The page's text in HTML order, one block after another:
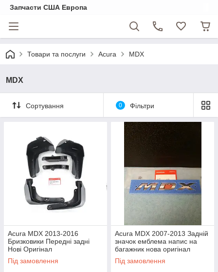
Запчасти США Европа
Товари та послуги Acura MDX
MDX
Сортування 0 Фільтри
Acura MDX 2013-2016
Бризковики Передні задні
Нові Оригінал
Під замовлення
Acura MDX 2007-2013 Задній
значок емблема напис на
багажник нова оригінал
Під замовлення